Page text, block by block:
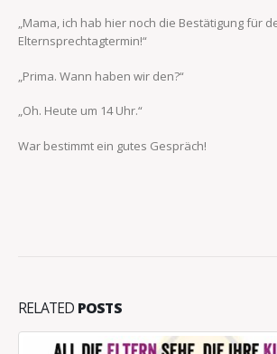
„Mama, ich hab hier noch die Bestätigung für
Elternsprechtagtermin!“
„Prima. Wann haben wir den?“
„Oh. Heute um 14 Uhr.“
War bestimmt ein gutes Gespräch!
RELATED POSTS